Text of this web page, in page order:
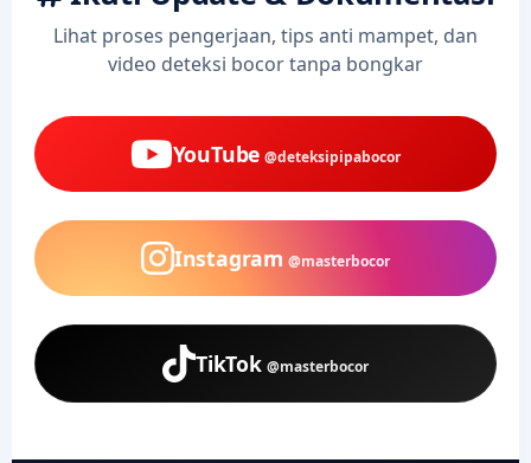
Lihat proses pengerjaan, tips anti mampet, dan
video deteksi bocor tanpa bongkar
YouTube @deteksipipabocor
Instagram @masterbocor
TikTok @masterbocor